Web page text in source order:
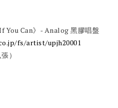
You Can》- Analog 黑膠唱盤
fs/artist/upjh20001
）